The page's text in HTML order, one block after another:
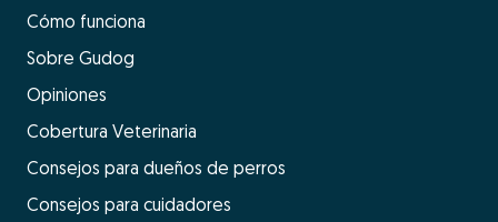
Cómo funciona
Sobre Gudog
Opiniones
Cobertura Veterinaria
Consejos para dueños de perros
Consejos para cuidadores